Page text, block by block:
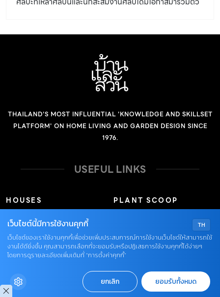
THAILAND'S MOST INFLUENTIAL 'KNOWLEDGE AND SKILLSET
PLATFORM' ON HOME LIVING AND GARDEN DESIGN SINCE
1976.
USEFUL LINKS
HOUSES
GARDENS
HOME MAINTENANCE
IDEAS
EASY TIPS
PLANT SCOOP
EDITOR’S CHOICE
DIRECTORY
NEWS UPDATE
TH
เว็บไซต์นี้มีการใช้งานคุกกี้
เว็บไซต์ของเราใช้งานคุกกี้เพื่อช่วยเพิ่มประสบการณ์การใช้งานเว็บไซต์ให้สามารถใช้
งานได้ดียิ่งขึ้น คุณสามารถเลือกที่จะยอมรับหรือปฏิเสธการใช้งานคุกกี้ได้ง่ายๆ
โดยการดูรายละเอียดเพิ่มเติมที่ “การตั้งค่าคุกกี้”
ยกเลิก ยอมรับทั้งหมด